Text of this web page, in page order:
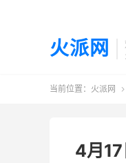
火派网
当前位置： 火派网 
4月